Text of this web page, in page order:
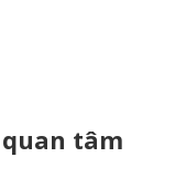
tâm